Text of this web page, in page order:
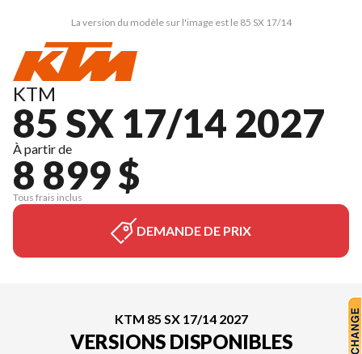
La version du modèle sur l'image est le 85 SX 17/14
KTM
85 SX 17/14 2027
À partir de
8 899 $
Tous frais inclus
DEMANDE DE PRIX
KTM 85 SX 17/14 2027
VERSIONS DISPONIBLES